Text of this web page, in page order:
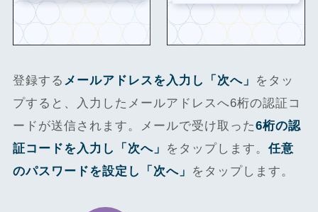
登録する メールアドレスを入力し「次へ」 をタッ
プすると、入力したメールアドレスへ6桁の認証コ
ードが送信されます。メールで受け取った6桁の認
証コードを入力し「次へ」 をタップします。任意
のパスワードを設定し「次へ」 をタップします。